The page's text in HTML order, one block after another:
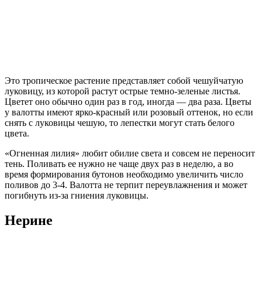
Это тропическое растение представляет собой чешуйчатую
луковицу, из которой растут острые темно-зеленые листья.
Цветет оно обычно один раз в год, иногда — два раза. Цветы
у валотты имеют ярко-красный или розовый оттенок, но если
снять с луковицы чешую, то лепестки могут стать белого
цвета.
«Огненная лилия» любит обилие света и совсем не переносит
тень. Поливать ее нужно не чаще двух раз в неделю, а во
время формирования бутонов необходимо увеличить число
поливов до 3-4. Валотта не терпит переувлажнения и может
погибнуть из-за гниения луковицы.
Нерине